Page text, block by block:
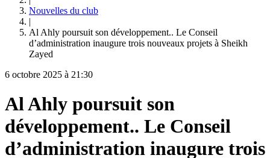
Nouvelles du club
|
Al Ahly poursuit son développement.. Le Conseil
d’administration inaugure trois nouveaux projets à Sheikh
Zayed
6 octobre 2025 à 21:30
Al Ahly poursuit son
développement.. Le Conseil
d’administration inaugure trois